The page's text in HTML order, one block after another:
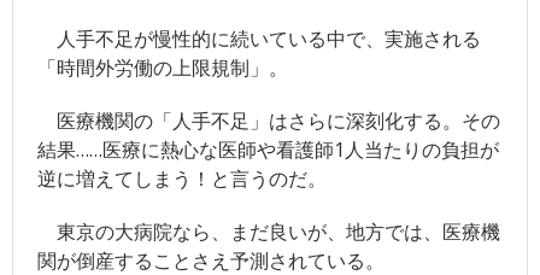
- 日本魁新聞社物語
人手不足が慢性的に続いている中で、実施される
「時間外労働の上限規制」。
医療機関の「人手不足」はさらに深刻化する。その
結果……医療に熱心な医師や看護師1人当たりの負担が
逆に増えてしまう！と言うのだ。
東京の大病院なら、まだ良いが、地方では、医療機
関が倒産することさえ予測されている。